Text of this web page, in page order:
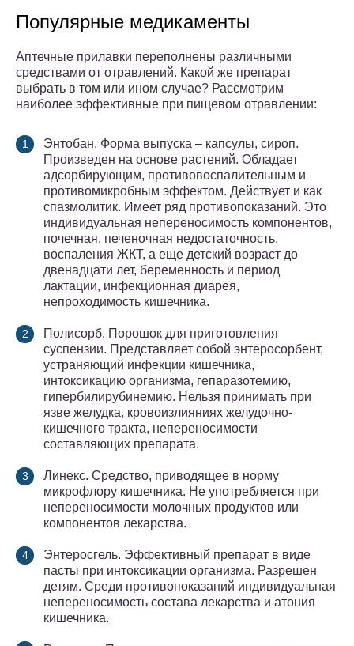
Популярные медикаменты
Аптечные прилавки переполнены различными
средствами от отравлений. Какой же препарат
выбрать в том или ином случае? Рассмотрим
наиболее эффективные при пищевом отравлении:
Энтобан. Форма выпуска – капсулы, сироп.
Произведен на основе растений. Обладает
адсорбирующим, противовоспалительным и
противомикробным эффектом. Действует и как
спазмолитик. Имеет ряд противопоказаний. Это
индивидуальная непереносимость компонентов,
почечная, печеночная недостаточность,
воспаления ЖКТ, а еще детский возраст до
двенадцати лет, беременность и период
лактации, инфекционная диарея,
непроходимость кишечника.
Полисорб. Порошок для приготовления
суспензии. Представляет собой энтеросорбент,
устраняющий инфекции кишечника,
интоксикацию организма, гепаразотемию,
гипербилирубинемию. Нельзя принимать при
язве желудка, кровоизлияниях желудочно-
кишечного тракта, непереносимости
составляющих препарата.
Линекс. Средство, приводящее в норму
микрофлору кишечника. Не употребляется при
непереносимости молочных продуктов или
компонентов лекарства.
Энтеросгель. Эффективный препарат в виде
пасты при интоксикации организма. Разрешен
детям. Среди противопоказаний индивидуальная
непереносимость состава лекарства и атония
кишечника.